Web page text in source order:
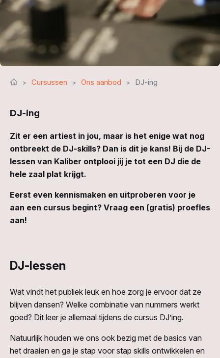
Cursussen Ons aanbod DJ-ing
DJ-ing
Zit er een artiest in jou, maar is het enige wat nog
ontbreekt de DJ-skills? Dan is dit je kans! Bij de DJ-
lessen van Kaliber ontplooi jij je tot een DJ die de
hele zaal plat krijgt.
Eerst even kennismaken en uitproberen voor je
aan een cursus begint? Vraag een (gratis) proefles
aan!
DJ-lessen
Wat vindt het publiek leuk en hoe zorg je ervoor dat ze
blijven dansen? Welke combinatie van nummers werkt
goed? Dit leer je allemaal tijdens de cursus DJ’ing.
Natuurlijk houden we ons ook bezig met de basics van
het draaien en ga je stap voor stap skills ontwikkelen en